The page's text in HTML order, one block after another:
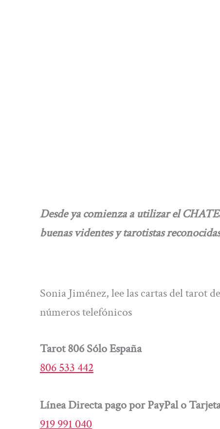
Desde ya comienza a utilizar el
buenas videntes y tarotistas
Sonia Jiménez, lee las cartas del tarot
números telefónicos
Tarot 806 Sólo España
806 533 442
Línea Directa pago por PayPal o
919 991 040